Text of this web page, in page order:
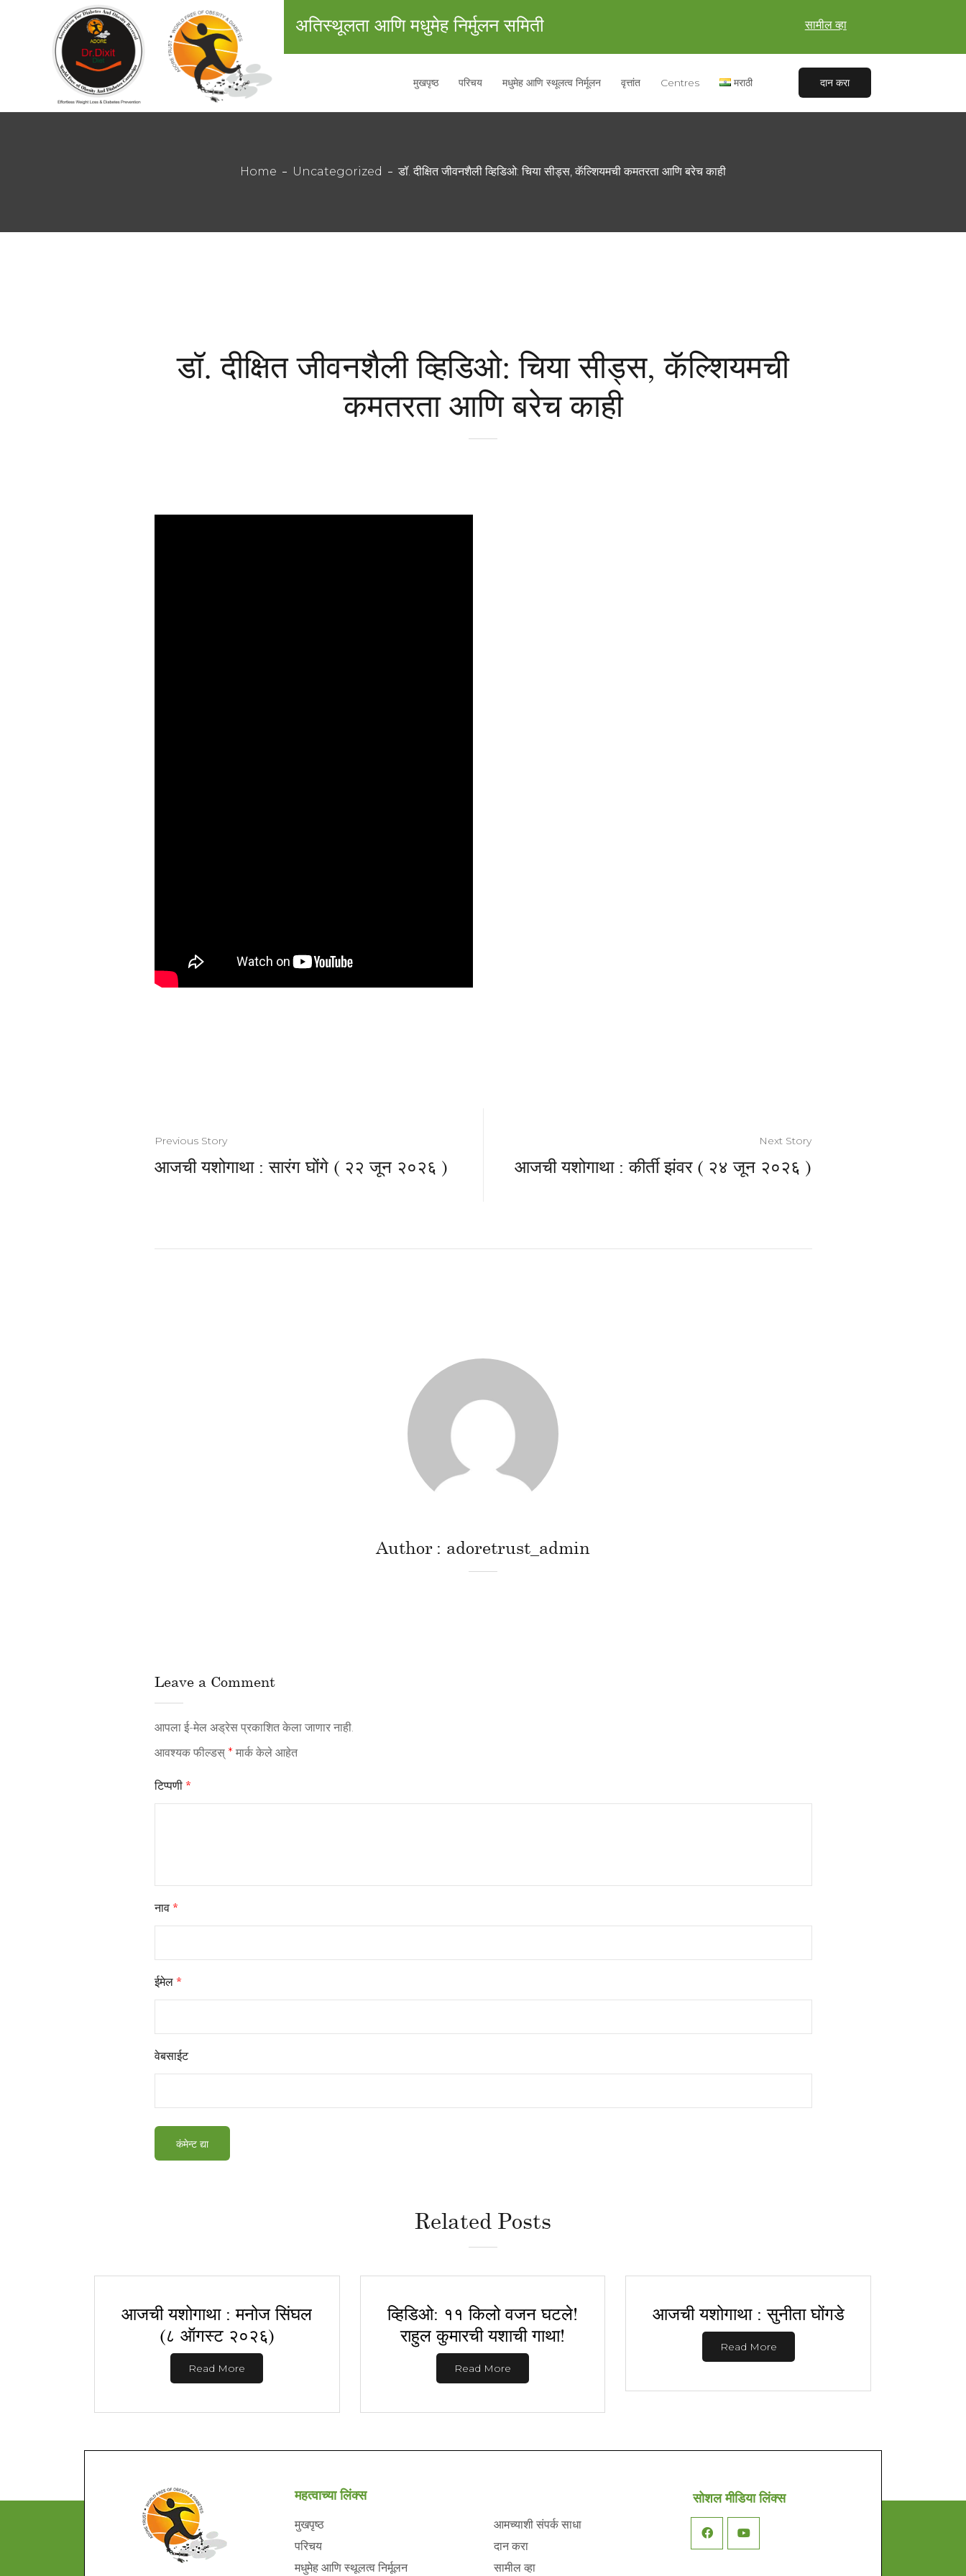
अतिस्थूलता आणि मधुमेह निर्मुलन समिती सामील व्हा
मुखपृष्ठ परिचय मधुमेह आणि स्थूलत्व निर्मूलन वृत्तांत Centres मराठी दान करा
Home Uncategorized डॉ. दीक्षित जीवनशैली व्हिडिओ: चिया सीड्स, कॅल्शियमची कमतरता आणि बरेच काही
डॉ. दीक्षित जीवनशैली व्हिडिओ: चिया सीड्स, कॅल्शियमची
कमतरता आणि बरेच काही
Previous Story
आजची यशोगाथा : सारंग घोंगे ( २२ जून २०२६ )
Next Story
आजची यशोगाथा : कीर्ती झंवर ( २४ जून २०२६ )
Author adoretrust_admin
Leave a Comment
आपला ई-मेल अड्रेस प्रकाशित केला जाणार नाही.
आवश्यक फील्डस् * मार्क केले आहेत
टिप्पणी *
नाव *
ईमेल *
वेबसाईट
Related Posts
आजची यशोगाथा : मनोज सिंघल
(८ ऑगस्ट २०२६)
Read More
व्हिडिओ: ११ किलो वजन घटले!
राहुल कुमारची यशाची गाथा!
Read More
आजची यशोगाथा : सुनीता घोंगडे
Read More
महत्वाच्या लिंक्स
मुखपृष्ठ
परिचय
मधुमेह आणि स्थूलत्व निर्मूलन
आमच्याशी संपर्क साधा
दान करा
सामील व्हा
सोशल मीडिया लिंक्स